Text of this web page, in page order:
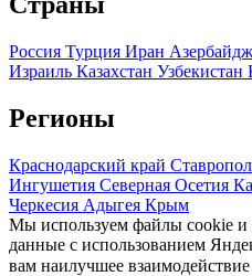
Россия Турция Иран
Израиль Казахстан Узбекистан
Регионы
Краснодарский край
Ингушетия Северная Осетия
Черкесия Адыгея Крым
Мы используем файлы cookie и
данные с использованием
вам наилучшее